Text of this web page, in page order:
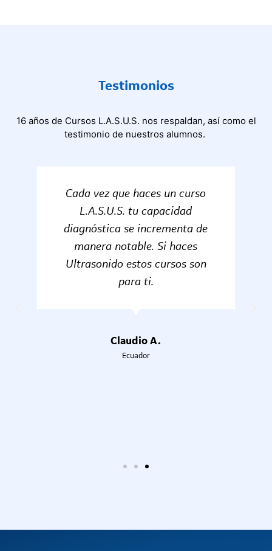
Testimonios
16 años de Cursos L.A.S.U.S. nos respaldan, así como el
testimonio de nuestros alumnos.
Excelente oportunidad de
conocer gente de distintos
países, con un mismo objetivo,
conocer más del ultrasonido y
con profesores de muy alto
nivel. MUY BUENA EXPERIENCIA.
Hector David F.
México